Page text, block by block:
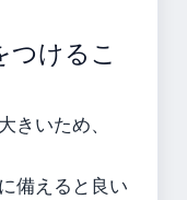
つけるこ
きいため、
備えると良い